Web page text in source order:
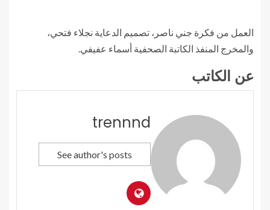
العمل من فكرة جني ناصر، تصميم الدعاية نجلاء فتحي،
والمخرج المنفذ الكاتبة الصحفية أسماء عفيفي.
عن الكاتب
trennnd
See author's posts